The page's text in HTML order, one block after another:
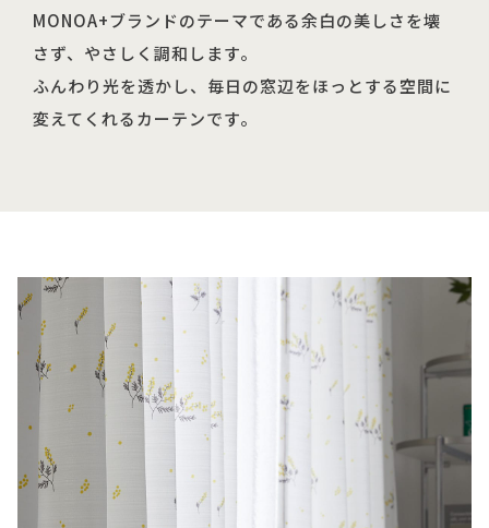
MONOA+ブランドのテーマである余白の美しさを壊
さず、やさしく調和します。
ふんわり光を透かし、毎日の窓辺をほっとする空間に
変えてくれるカーテンです。